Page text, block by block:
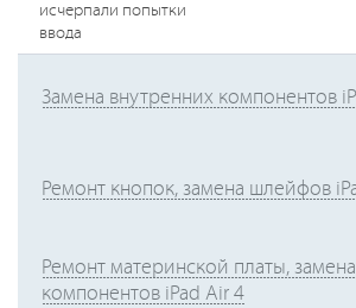
исчерпали попытки
ввода
Замена внутренних компонентов
Ремонт кнопок, замена шлейфов
Ремонт материнской платы,
компонентов iPad Air 4